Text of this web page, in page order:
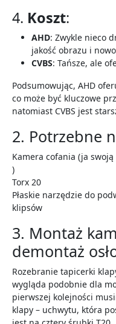
4. Koszt:
AHD: Zwykle nieco
jakość obrazu i
CVBS: Tańsze, ale
Podsumowując, AHD
co może być kluczowe
natomiast CVBS jest
2. Potrzebne
Kamera cofania (ja
)
Torx 20
Płaskie narzędzie do
klipsów
3. Montaż
demontaż
Rozebranie tapicerki
wygląda podobnie dla
pierwszej kolejności
klapy – uchwytu, która